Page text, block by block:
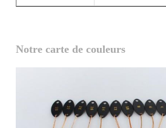
Notre carte de couleurs